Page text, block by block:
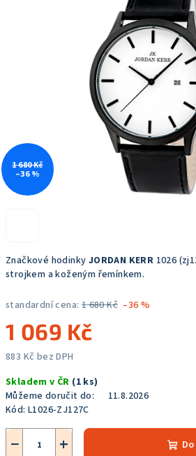
Značkové hodinky JORDAN KERR 1026
strojkem a koženým řemínkem.
standardní cena: 1 680 Kč –36 %
1 069 Kč
883 Kč bez DPH
cena:
Skladem v ČR (1 ks)
Můžeme doručit do:
11.8.2026
Kód: L1026-ZJ127C
+
−
hvězdiček.
1 680 Kč
–36 %